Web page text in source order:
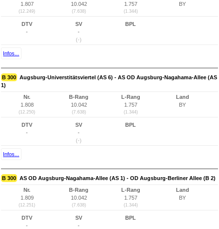
1.807
(12.249)
10.042
(7.638)
1.757
(1.344)
BY
DTV
-
SV
-
(-)
BPL
Infos...
B 300 Augsburg-Universtitätsviertel (AS 6) - AS OD Augsburg-Nagahama-Allee (AS
1)
Nr.
1.808
(12.250)
B-Rang
10.042
(7.638)
L-Rang
1.757
(1.344)
Land
BY
DTV
-
SV
-
(-)
BPL
Infos...
B 300 AS OD Augsburg-Nagahama-Allee (AS 1) - OD Augsburg-Berliner Allee (B 2)
Nr.
1.809
(12.251)
B-Rang
10.042
(7.638)
L-Rang
1.757
(1.344)
Land
BY
DTV
-
SV
-
BPL